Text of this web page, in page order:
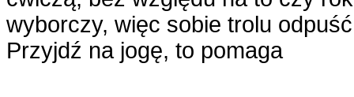
wyborczy, więc sobie trolu
Przyjdź na jogę, to pomaga